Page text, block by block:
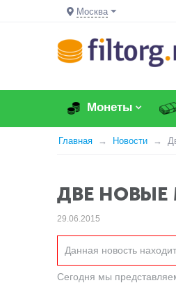
Москва
Монеты
Главная Новости
ДВЕ
29.06.2015
Данная новость
Сегодня мы